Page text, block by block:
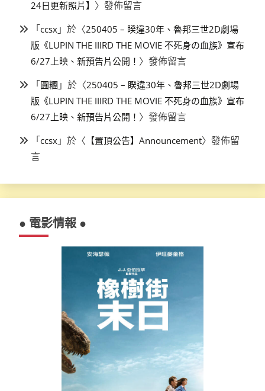
24日更新照片】 〉發佈留言
「ccsx 」於〈250405 – 睽違30年、魯邦三世2D劇場
版《LUPIN THE IIIRD THE MOVIE 不死身の血族》宣布
6/27上映、新預告片公開！ 〉發佈留言
「圓糰 」於〈250405 – 睽違30年、魯邦三世2D劇場
版《LUPIN THE IIIRD THE MOVIE 不死身の血族》宣布
6/27上映、新預告片公開！ 〉發佈留言
「ccsx 」於〈 【置頂公告】Announcement〉發佈留
言
● 電影情報 ●